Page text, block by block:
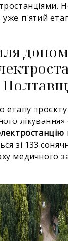
уже п'ятий
етапу
зі 133
медичного